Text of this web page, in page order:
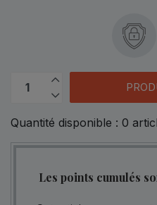
Quantité disponible : 0
Les points cumulés